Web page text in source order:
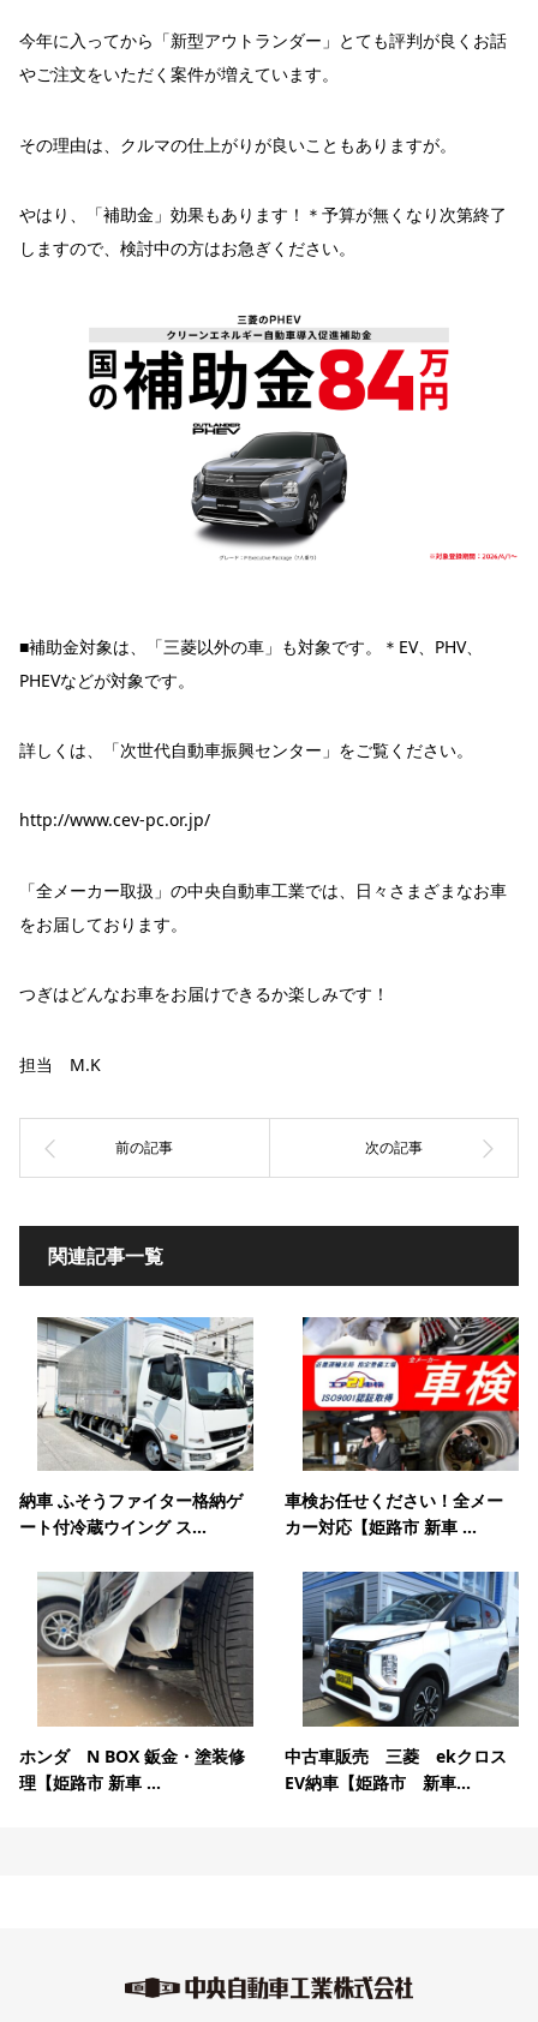
今年に入ってから「新型アウトランダー」とても評判が良くお話
やご注文をいただく案件が増えています。
その理由は、クルマの仕上がりが良いこともありますが。
やはり、「補助金」効果もあります！＊予算が無くなり次第終了
しますので、検討中の方はお急ぎください。
■補助金対象は、「三菱以外の車」も対象です。＊EV、PHV、
PHEVなどが対象です。
詳しくは、「次世代自動車振興センター」をご覧ください。
http://www.cev-pc.or.jp/
「全メーカー取扱」の中央自動車工業では、日々さまざまなお車
をお届しております。
つぎはどんなお車をお届けできるか楽しみです！
担当 M.K
関連記事一覧
納車 ふそうファイター格納ゲ
ート付冷蔵ウイング ス...
車検お任せください！全メー
カー対応【姫路市 新車 ...
ホンダ N BOX 鈑金・塗装修
理【姫路市 新車 ...
中古車販売 三菱 ekクロス
EV納車【姫路市 新車...